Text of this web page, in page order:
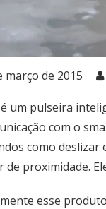
março de 2015
um pulseira
com o
como deslizar
de proximidade.
esse